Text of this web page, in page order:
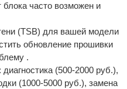
часто возможен и
(TSB) для вашей модели
обновление прошивки
.
(500-2000 руб.),
(1000-5000 руб.), замена